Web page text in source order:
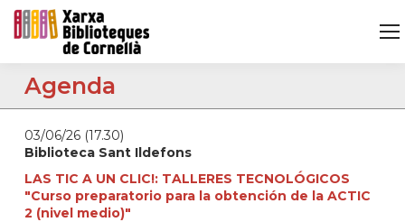
Agenda
03/06/26 (17.30)
Biblioteca Sant Ildefons
LAS TIC A UN CLIC!: TALLERES TECNOLÓGICOS
"Curso preparatorio para la obtención de la ACTIC
2 (nivel medio)"